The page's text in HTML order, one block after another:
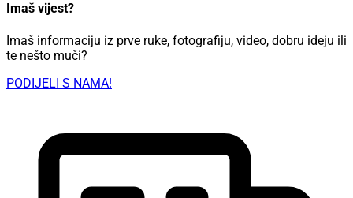
Imaš vijest?
Imaš informaciju iz prve ruke, fotografiju, video, dobru ideju ili
te nešto muči?
PODIJELI S NAMA!